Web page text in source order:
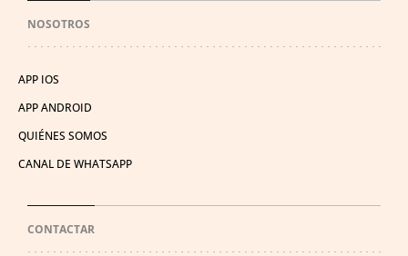
NOSOTROS
APP IOS
APP ANDROID
QUIÉNES SOMOS
CANAL DE WHATSAPP
CONTACTAR